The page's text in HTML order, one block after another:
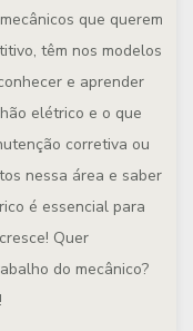
que querem
têm nos modelos
e aprender
elétrico e o que
corretiva ou
nessa área e saber
é essencial para
Quer
do mecânico?
!